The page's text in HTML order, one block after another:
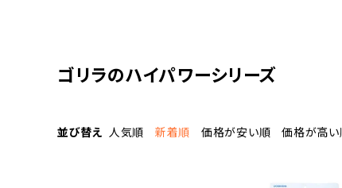
かき氷器 酒用品
ゴリラのハイパワーシリーズ
並び替え 人気順 新着順 価格が安い順 価格が高い